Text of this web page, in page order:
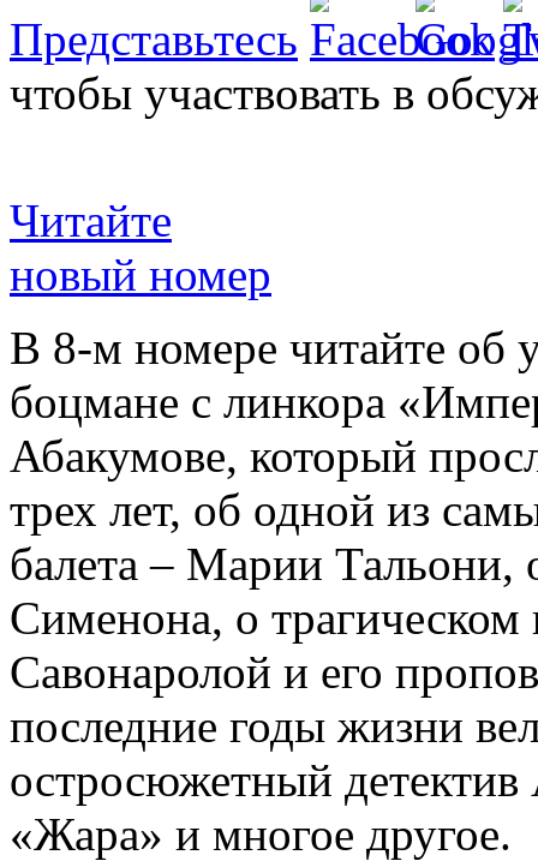
Представьтесь
чтобы участвовать в
Читайте
новый номер
В 8-м номере читайте об
боцмане с линкора
Абакумове, который
трех лет, об одной из
балета – Марии
Сименона, о трагическом
Савонаролой и его
последние годы жизни
остросюжетный детектив
«Жара» и многое другое.